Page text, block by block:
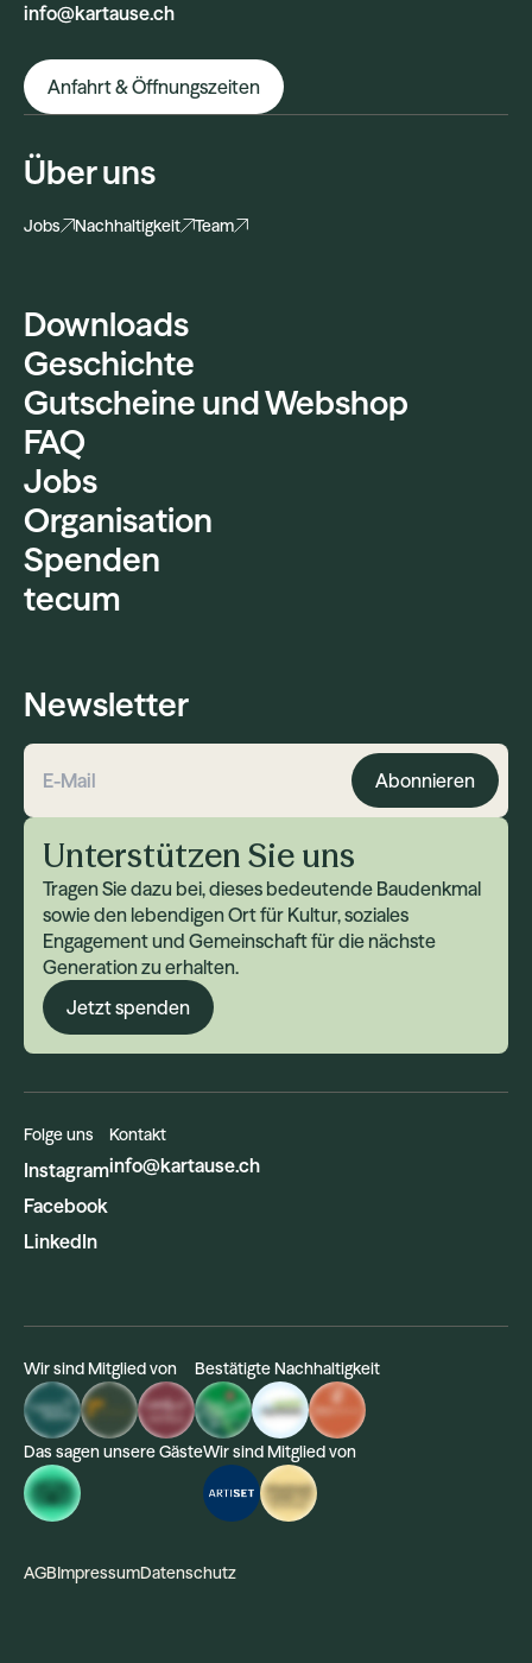
info@kartause.ch
Anfahrt & Öffnungszeiten
Über uns
Jobs Nachhaltigkeit Team
Downloads
Geschichte
Gutscheine und Webshop
FAQ
Jobs
Organisation
Spenden
tecum
Newsletter
E-Mail-Adresse Abonnieren
Unterstützen Sie uns
Tragen Sie dazu bei, dieses bedeutende Baudenkmal
sowie den lebendigen Ort für Kultur, soziales
Engagement und Gemeinschaft für die nächste
Generation zu erhalten.
Jetzt spenden
Folge uns
Instagram
Facebook
LinkedIn
Kontakt
info@kartause.ch
Wir sind Mitglied von Bestätigte Nachhaltigkeit
Das sagen unsere GästeWir sind Mitglied von
AGBImpressumDatenschutz